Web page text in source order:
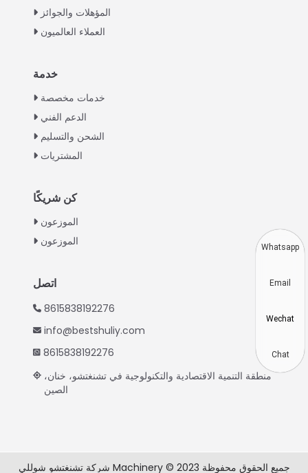
المؤهلات والجوائز
العملاء العالميون
خدمة
خدمات مخصصة
الدعم الفني
الشحن والتسليم
المشتريات
كن شريكًا
الموزعون
الموزعون
اتصل
8615838192276
info@bestshuliy.com
8615838192276
منطقة التنمية الاقتصادية والتكنولوجية في تشنغتشو، خنان،
الصين
شركة تشنغتشو شوللي Machinery © 2023 جميع الحقوق محفوظة English
Russian
Spanish
Chinese
Hindi
Korean
Vietnamese
Thai
Indonesian
Swahili
Greek
Whatsapp
Email
Wechat
Chat